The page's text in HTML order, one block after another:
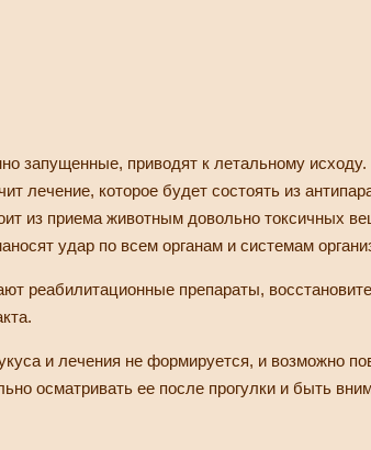
запущенные, приводят к летальному
лечение, которое будет состоять из
из приема животным довольно токсичных
удар по всем органам и системам
реабилитационные препараты,
и лечения не формируется, и возможно
осматривать ее после прогулки и быть